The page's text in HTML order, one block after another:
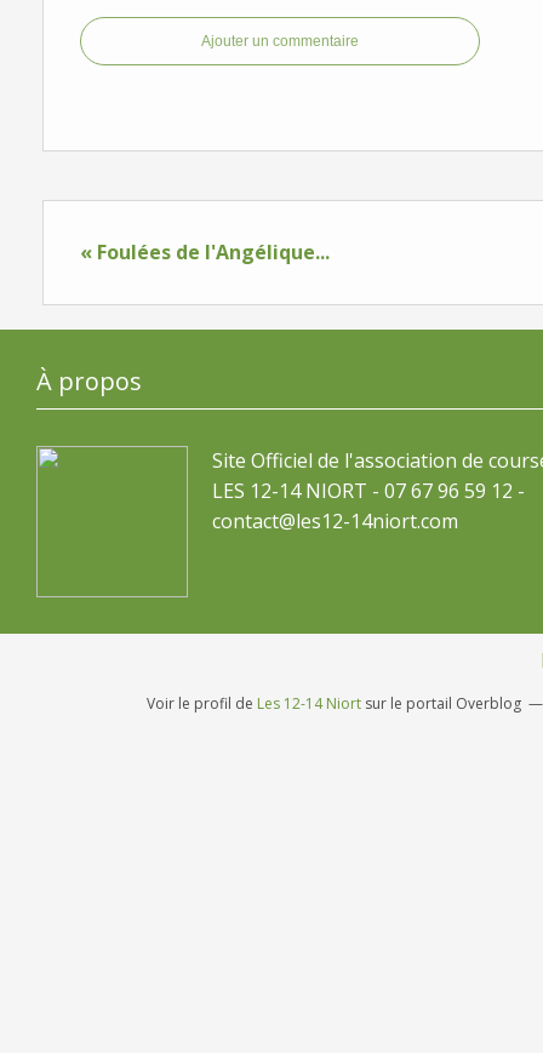
Ajouter un commentaire
« Foulées de l'Angélique...
À propos
Site Officiel de l'association de
LES 12-14 NIORT - 07 67 96 59 12 -
contact@les12-14niort.com
Voir le profil de Les 12-14 Niort sur le portail Overblog